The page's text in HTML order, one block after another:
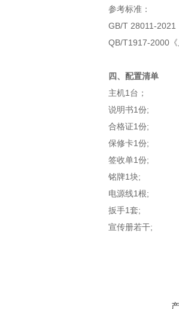
参考标准：
GB/T 28011-2021
QB/T1917-2000
四、配置清单
主机1台；
说明书1份;
合格证1份;
保修卡1份;
签收单1份;
铭牌1块;
电源线1根;
扳手1套;
宣传册若干;